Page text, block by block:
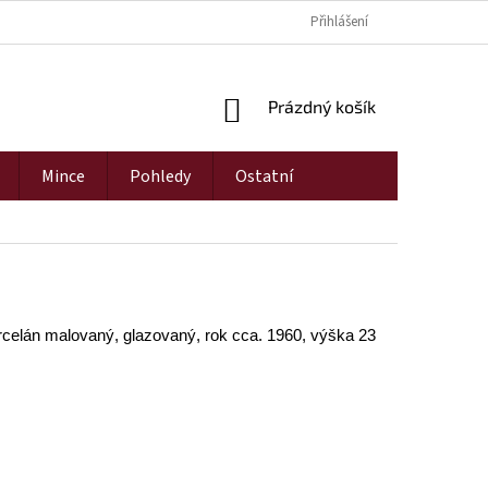
Přihlášení
NÁKUPNÍ
Prázdný košík
Mince Pohledy Ostatní
malovaný, glazovaný, rok cca. 1960, výška 23